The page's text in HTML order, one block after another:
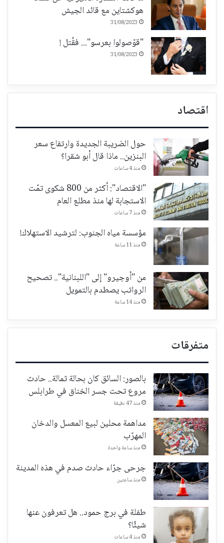
هوكشتاين مع قائد الجيش
31/08/2023
"قوّصولوا بعرسو"... فقُتل !
31/08/2023
اقتصاد
حول الضريبة الجديدة وارتفاع سعر
البنزين.. ماذا قال أبو شقرا؟
منذ 4 ساعات
"الاقتصاد": أكثر من 800 شكوى تمّت
الاستجابة لها منذ مطلع العام
منذ 7 ساعات
مؤسسة مياه الجنوب: لترشيد الاستهلاك!
منذ 11 ساعة
من "أوجيرو" إلى "اللبنانية".. تصحيح
الرواتب يصطدم بالتمويل
منذ 14 ساعة
متفرقات
بالصور: السائق كان بحالة ثمالة.. حادث
مروع تحت جسر الخناق في طرابلس
منذ 47 دقيقة
مداهمة محلين لبيع المعسل والدخان
المهرّب
منذ ساعة واحدة
جرحى جرّاء حادث صدم في هذه المدينة
منذ ساعتين
طفلة في برج حمود.. هل تعرفون عنها
شيئًا؟
منذ 4 ساعات